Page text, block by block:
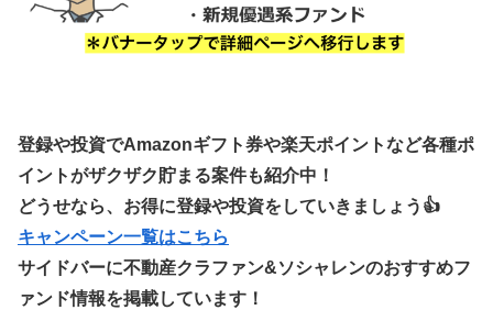
登録や投資でAmazonギフト券や楽天ポイントなど各種ポ
イントがザクザク貯まる案件も紹介中！
どうせなら、お得に登録や投資をしていきましょう👍
キャンペーン一覧はこちら
サイドバーに不動産クラファン&ソシャレンのおすすめフ
ァンド情報を掲載しています！